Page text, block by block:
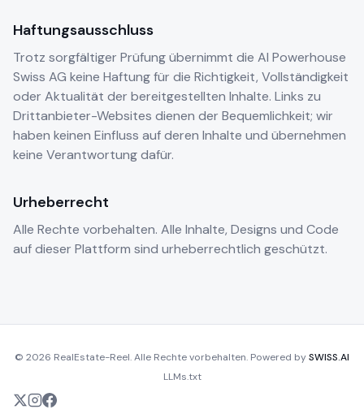
Haftungsausschluss
Trotz sorgfältiger Prüfung übernimmt die AI Powerhouse
Swiss AG keine Haftung für die Richtigkeit, Vollständigkeit
oder Aktualität der bereitgestellten Inhalte. Links zu
Drittanbieter-Websites dienen der Bequemlichkeit; wir
haben keinen Einfluss auf deren Inhalte und übernehmen
keine Verantwortung dafür.
Urheberrecht
Alle Rechte vorbehalten. Alle Inhalte, Designs und Code
auf dieser Plattform sind urheberrechtlich geschützt.
© 2026 RealEstate-Reel. Alle Rechte vorbehalten. Powered bySWISS.AI
LLMs.txt